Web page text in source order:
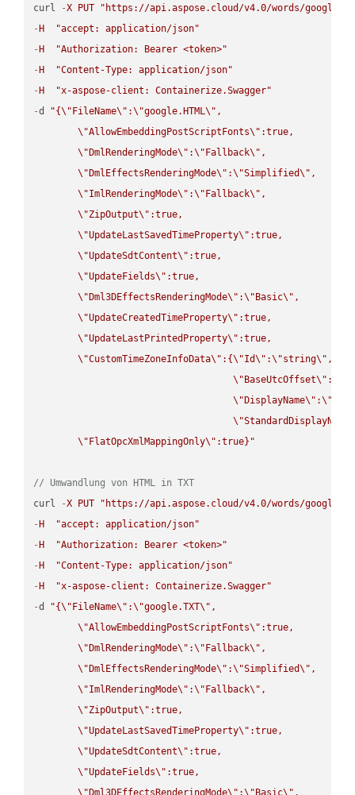
curl
-X PUT
"https://api.aspose.cloud/v4.0/words/
- H
"accept: application/json"
- H
"Authorization: Bearer <token>"
- H
"Content-Type: application/json"
- H
"x-aspose-client: Containerize.Swagger"
-d "{\" FileName\" :\"google.HTML\" ,
\"AllowEmbeddingPostScriptFonts\" :true,
\" DmlRenderingMode\" :\" Fallback\" ,
\" DmlEffectsRenderingMode\" :\"Simplified\" ,
\"ImlRenderingMode\" :\" Fallback\" ,
\"ZipOutput\" :true,
\"UpdateLastSavedTimeProperty\" :true,
\"UpdateSdtContent\" :true,
\"UpdateFields\" :true,
\" Dml3DEffectsRenderingMode\" :\" Basic\" ,
\"UpdateCreatedTimeProperty\" :true,
\"UpdateLastPrintedProperty\" :true,
\"CustomTimeZoneInfoData\" :{\"Id\" :\"string\" ,
\" BaseUtcOffset\" :
\" DisplayName\" :\"
\"StandardDisplayName
\" FlatOpcXmlMappingOnly\" :true}"
// Umwandlung von HTML in TXT
curl
-X PUT
"https://api.aspose.cloud/v4.0/words/
- H
"accept: application/json"
- H
"Authorization: Bearer <token>"
- H
"Content-Type: application/json"
- H
"x-aspose-client: Containerize.Swagger"
-d "{\" FileName\" :\"google.TXT\" ,
\"AllowEmbeddingPostScriptFonts\" :true,
\" DmlRenderingMode\" :\" Fallback\" ,
\" DmlEffectsRenderingMode\" :\"Simplified\" ,
\"ImlRenderingMode\" :\" Fallback\" ,
\"ZipOutput\" :true,
\"UpdateLastSavedTimeProperty\" :true,
\"UpdateSdtContent\" :true,
\"UpdateFields\" :true,
\" Dml3DEffectsRenderingMode\" :\" Basic\" ,